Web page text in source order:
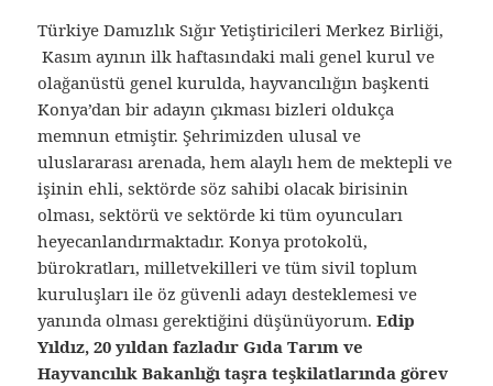
Türkiye Damızlık Sığır Yetiştiricileri Merkez Birliği,
Kasım ayının ilk haftasındaki mali genel kurul ve
olağanüstü genel kurulda, hayvancılığın başkenti
Konya’dan bir adayın çıkması bizleri oldukça
memnun etmiştir. Şehrimizden ulusal ve
uluslararası arenada, hem alaylı hem de mektepli ve
işinin ehli, sektörde söz sahibi olacak birisinin
olması, sektörü ve sektörde ki tüm oyuncuları
heyecanlandırmaktadır. Konya protokolü,
bürokratları, milletvekilleri ve tüm sivil toplum
kuruluşları ile öz güvenli adayı desteklemesi ve
yanında olması gerektiğini düşünüyorum.Edip
Yıldız, 20 yıldan fazladır Gıda Tarım ve
Hayvancılık Bakanlığı taşra teşkilatlarında görev